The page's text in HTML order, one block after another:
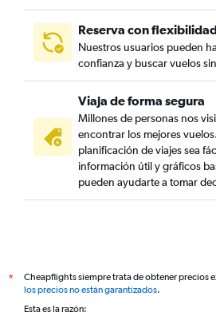
Reserva con
Nuestros usuarios pueden
confianza y buscar vuelos
Viaja de forma segura
Millones de personas nos
encontrar los mejores
planificación de viajes sea
información útil y gráficos
pueden ayudarte a tomar
*
Cheapflights siempre trata de obtener precios
los precios no están garantizados.
Esta es la razón: